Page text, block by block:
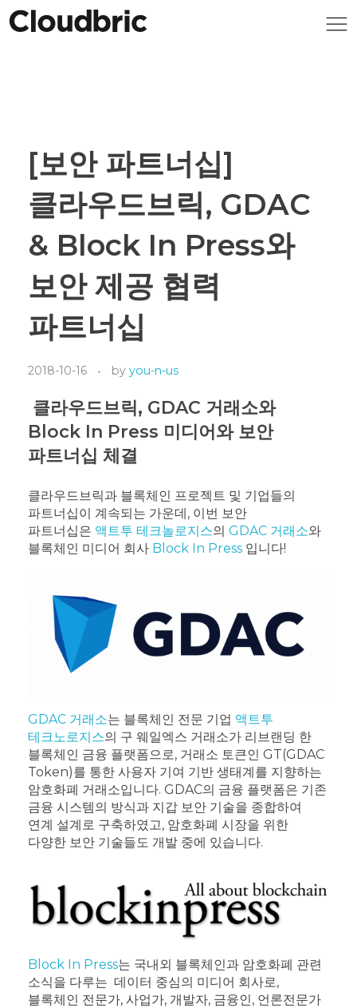
[보안 파트너십]
클라우드브릭, GDAC
& Block In Press와
보안 제공 협력
파트너십
2018-10-16 by you-n-us
클라우드브릭, GDAC 거래소와
Block In Press 미디어와 보안
파트너십 체결
클라우드브릭과 블록체인 프로젝트 및 기업들의
파트너십이 계속되는 가운데, 이번 보안
파트너십은 액트투 테크놀로지스의 GDAC 거래소와
블록체인 미디어 회사 Block In Press 입니다!
GDAC 거래소는 블록체인 전문 기업 액트투
테크노로지스의 구 웨일엑스 거래소가 리브랜딩 한
블록체인 금융 플랫폼으로, 거래소 토큰인 GT(GDAC
Token)를 통한 사용자 기여 기반 생태계를 지향하는
암호화폐 거래소입니다. GDAC의 금융 플랫폼은 기존
금융 시스템의 방식과 지갑 보안 기술을 종합하여
연계 설계로 구축하였고, 암호화폐 시장을 위한
다양한 보안 기술들도 개발 중에 있습니다.
Block In Press는 국내외 블록체인과 암호화폐 관련
소식을 다루는 데이터 중심의 미디어 회사로,
블록체인 전문가, 사업가, 개발자, 금융인, 언론전문가